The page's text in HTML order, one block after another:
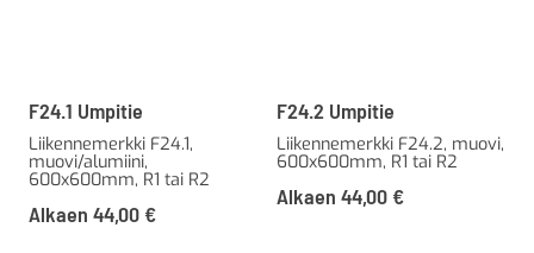
F24.1 Umpitie
Liikennemerkki F24.1,
muovi/alumiini,
600x600mm, R1 tai R2
Alkaen 44,00 €
F24.2 Umpitie
Liikennemerkki F24.2, muovi,
600x600mm, R1 tai R2
Alkaen 44,00 €